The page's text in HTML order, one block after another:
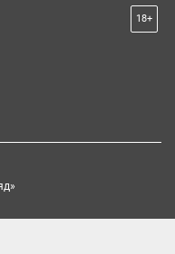
18+